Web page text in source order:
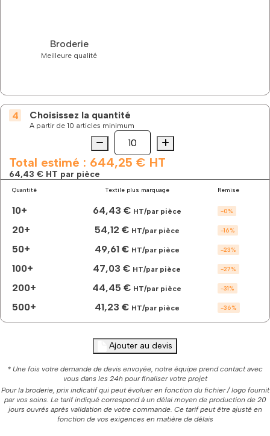
Broderie
Meilleure qualité
Choisissez la quantité
A partir de 10 articles minimum
Quantité
quantité
La
softshell
3
couches
manches
amovibles
personnaliser
Total estimé : 644,25 € HT
64,43 € HT par pièce
Quantité Textile plus marquage Remise
10+ 64,43 € HT/par pièce -0%
20+ 54,12 € HT/par pièce -16%
50+ 49,61 € HT/par pièce -23%
100+ 47,03 € HT/par pièce -27%
200+ 44,45 € HT/par pièce -31%
500+ 41,23 € HT/par pièce -36%
Ajouter au devis
* Une fois votre demande de devis envoyée, notre équipe prend contact avec
vous dans les 24h pour finaliser votre projet
Pour la broderie, prix indicatif qui peut évoluer en fonction du fichier / logo fournit
par vos soins. Le tarif indiqué correspond à un délai moyen de production de 20
jours ouvrés après validation de votre commande. Ce tarif peut être ajusté en
fonction de vos exigences en matière de délais